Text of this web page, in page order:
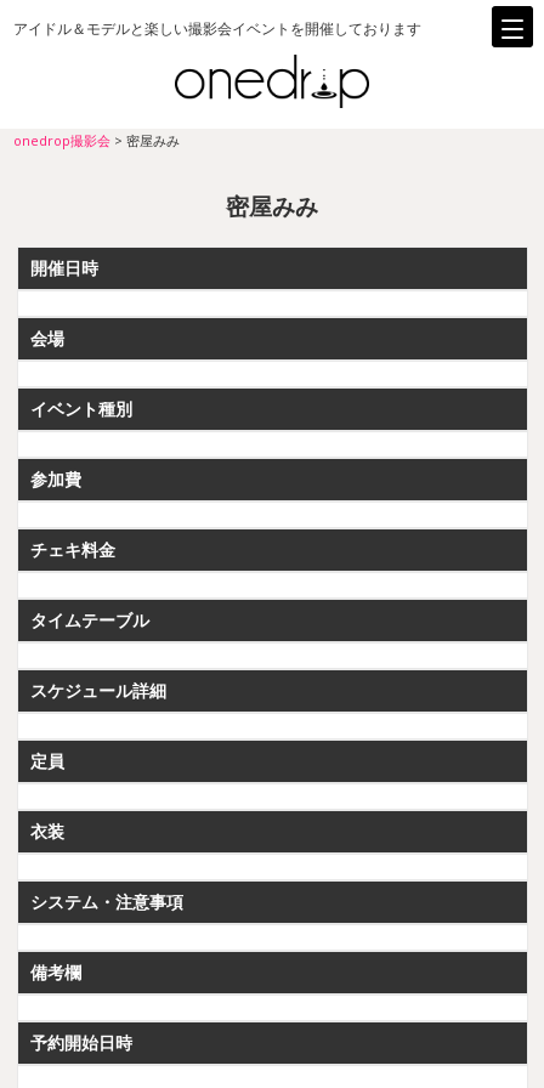
アイドル＆モデルと楽しい撮影会イベントを開催しております
onedrop撮影会 >密屋みみ
密屋みみ
開催日時
会場
イベント種別
参加費
チェキ料金
タイムテーブル
スケジュール詳細
定員
衣装
システム・注意事項
備考欄
予約開始日時